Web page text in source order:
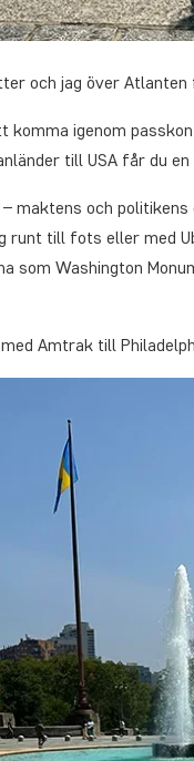
och jag över
igenom
till USA får du en
– maktens och
runt till fots eller med
som Washington
Amtrak till